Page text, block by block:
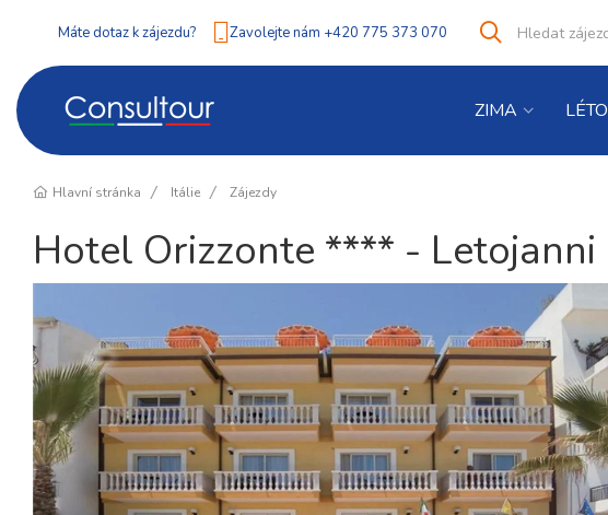
Máte dotaz k zájezdu? Zavolejte nám +420 775 373 070
co
Vyhledat
ZIMA LÉTO
Hlavní stránka Itálie Zájezdy
Hotel Orizzonte **** - Letojanni